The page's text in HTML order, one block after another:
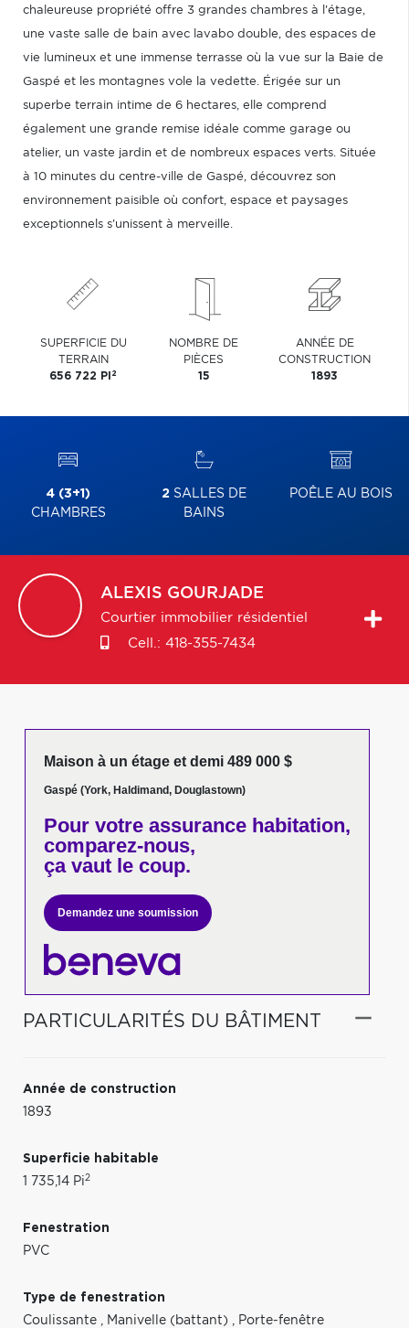
chaleureuse propriété offre 3 grandes chambres à l'étage,
une vaste salle de bain avec lavabo double, des espaces de
vie lumineux et une immense terrasse où la vue sur la Baie de
Gaspé et les montagnes vole la vedette. Érigée sur un
superbe terrain intime de 6 hectares, elle comprend
également une grande remise idéale comme garage ou
atelier, un vaste jardin et de nombreux espaces verts. Située
à 10 minutes du centre-ville de Gaspé, découvrez son
environnement paisible où confort, espace et paysages
exceptionnels s'unissent à merveille.
SUPERFICIE DU
TERRAIN
656 722 PI 2
NOMBRE DE
PIÈCES
15
ANNÉE DE
CONSTRUCTION
1893
4 (3+1)
CHAMBRES
2 SALLES DE
BAINS
POÊLE AU BOIS
ALEXIS GOURJADE
Courtier immobilier résidentiel
Cell.: 418-355-7434
Maison à un étage et demi 489 000 $
Gaspé (York, Haldimand, Douglastown)
Pour votreassurance habitation,
comparez-nous,
ça vaut le coup.
Demandez une soumission
PARTICULARITÉS DU BÂTIMENT
Année de construction
1893
Superficie habitable
1 735,14 Pi2
Fenestration
PVC
Type de fenestration
Coulissante , Manivelle (battant) , Porte-fenêtre